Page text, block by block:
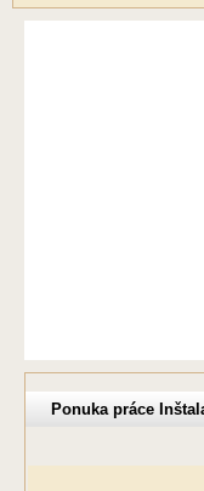
Ponuka práce